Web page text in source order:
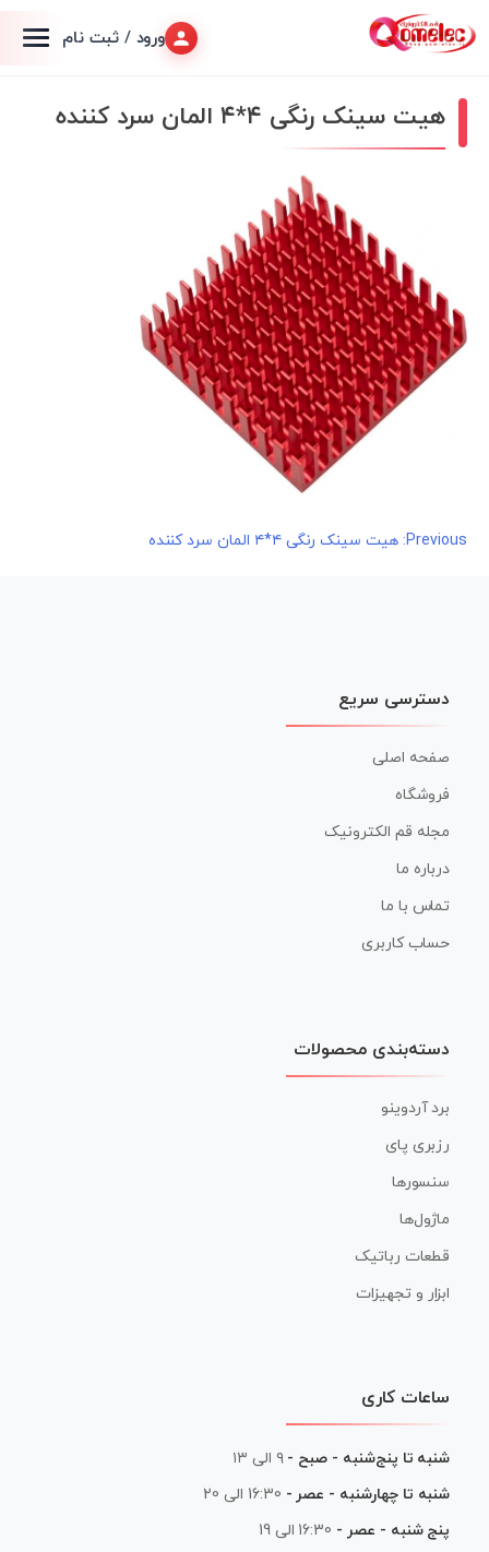
ورود / ثبت نام
هیت سینک رنگی ۴*۴ المان سرد کننده
راهبری
Previous: هیت سینک رنگی ۴*۴ المان سرد کننده
دسترسی سریع
صفحه اصلی
فروشگاه
مجله قم الکترونیک
درباره ما
تماس با ما
حساب کاربری
دسته‌بندی محصولات
برد آردوینو
رزبری پای
سنسورها
ماژول‌ها
قطعات رباتیک
ابزار و تجهیزات
ساعات کاری
شنبه تا پنج‌شنبه - صبح - ۹ الی ۱۳
شنبه تا چهارشنبه - عصر - 16:30 الی 20
پنج شنبه - عصر - 16:30 الی 19